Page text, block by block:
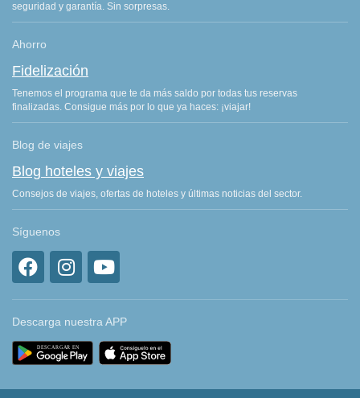
seguridad y garantía. Sin sorpresas.
Ahorro
Fidelización
Tenemos el programa que te da más saldo por todas tus reservas
finalizadas. Consigue más por lo que ya haces: ¡viajar!
Blog de viajes
Blog hoteles y viajes
Consejos de viajes, ofertas de hoteles y últimas noticias del sector.
Síguenos
Descarga nuestra APP